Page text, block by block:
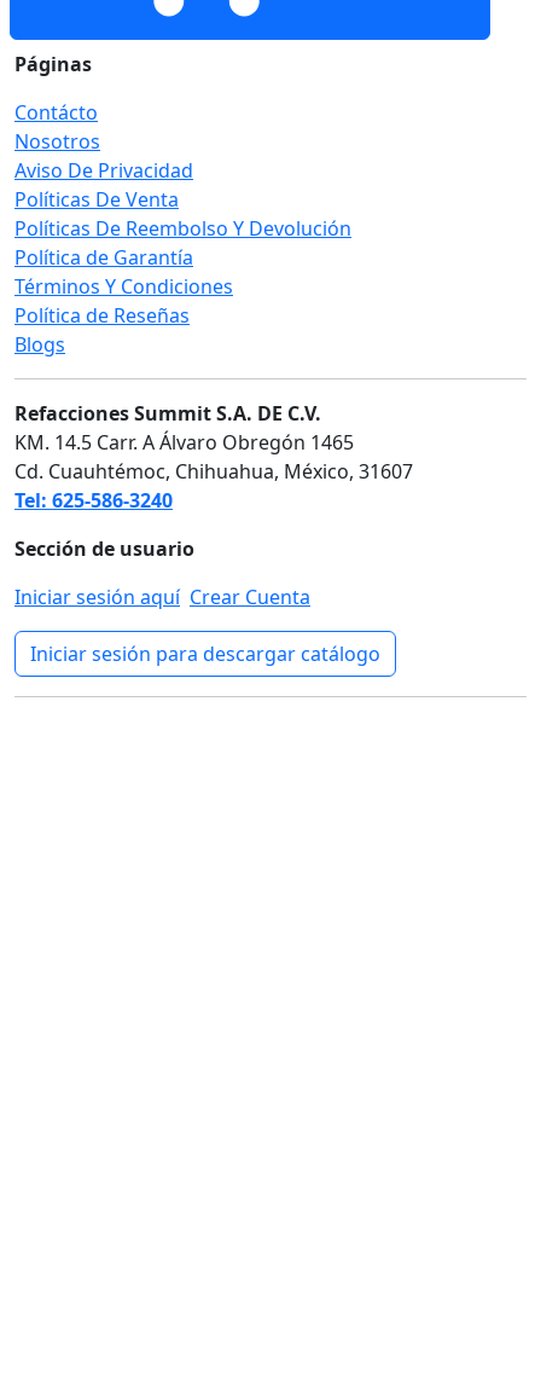
Páginas
Contácto
Nosotros
Aviso De Privacidad
Políticas De Venta
Políticas De Reembolso Y Devolución
Política de Garantía
Términos Y Condiciones
Política de Reseñas
Blogs
Refacciones Summit S.A. DE C.V.
KM. 14.5 Carr. A Álvaro Obregón 1465
Cd. Cuauhtémoc, Chihuahua, México, 31607
Tel: 625-586-3240
Sección de usuario
Iniciar sesión aquí Crear Cuenta
Iniciar sesión para descargar catálogo